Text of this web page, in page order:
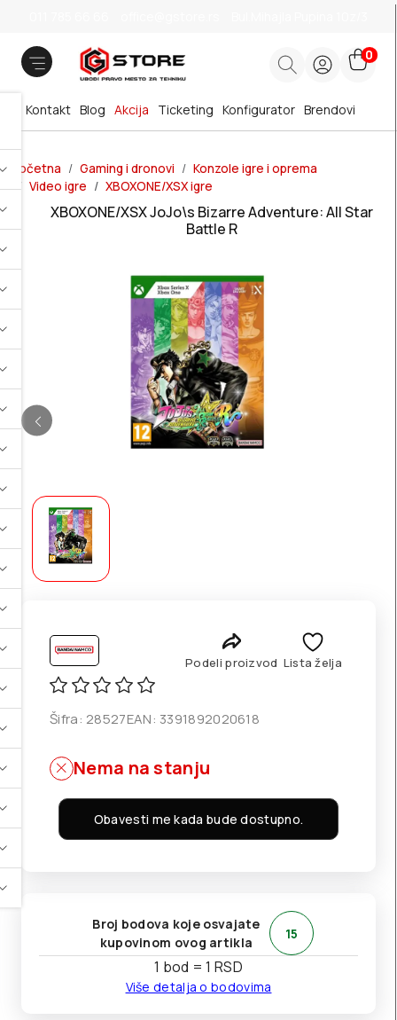
0
Brendovi
Blog Akcija
Kontakt Ticketing Konfigurator
Početna Gaming i dronovi
Konzole igre i oprema
Video igre
XBOXONE/XSX igre
XBOXONE/XSX JoJo\s Bizarre Adventure: All Star
Battle R
Podeli proizvod Lista želja
Šifra: 28527EAN: 3391892020618
Nema na stanju
Obavesti me kada bude dostupno.
Broj bodova koje osvajate
kupovinom ovog artikla
15
1 bod = 1 RSD
Više detalja o bodovima